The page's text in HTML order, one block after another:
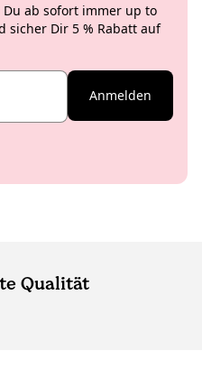
ab sofort immer up to
sicher Dir 5 % Rabatt auf
Anmelden
Qualität